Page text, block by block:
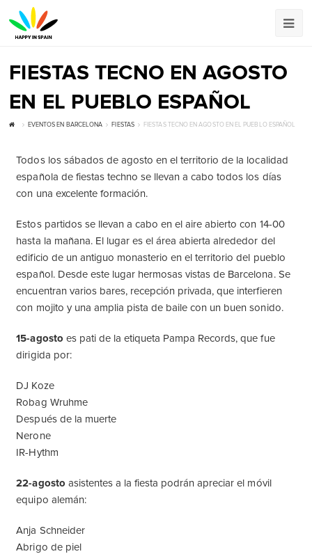
FIESTAS TECNO EN AGOSTO
EN EL PUEBLO ESPAÑOL
EVENTOS EN BARCELONA FIESTAS FIESTAS TECNO EN AGOSTO EN EL PUEBLO ESPAÑOL
Todos los sábados de agosto en el territorio de la localidad
española de fiestas techno se llevan a cabo todos los días
con una excelente formación.
Estos partidos se llevan a cabo en el aire abierto con 14-00
hasta la mañana. El lugar es el área abierta alrededor del
edificio de un antiguo monasterio en el territorio del pueblo
español. Desde este lugar hermosas vistas de Barcelona. Se
encuentran varios bares, recepción privada, que interfieren
con mojito y una amplia pista de baile con un buen sonido.
15-agosto es pati de la etiqueta Pampa Records, que fue
dirigida por:
DJ Koze
Robag Wruhme
Después de la muerte
Nerone
IR-Hythm
22-agosto asistentes a la fiesta podrán apreciar el móvil
equipo alemán:
Anja Schneider
Abrigo de piel